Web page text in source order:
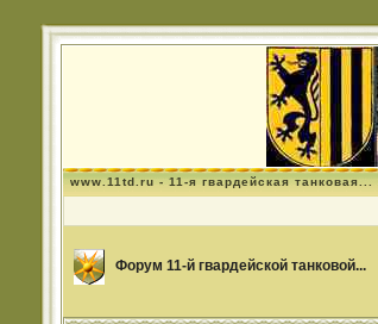
www.11td.ru - 11-я гвардейская танковая...
Форум 11-й гвардейской танковой...